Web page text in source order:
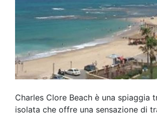
Charles Clore Beach è una spiaggia
isolata che offre una sensazione di